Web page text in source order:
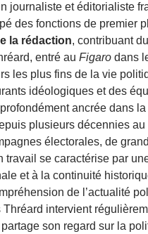
journaliste et éditorialiste
des fonctions de premier
la rédaction, contribuant
entré au Figaro dans
les plus fins de la vie
idéologiques et des
ancrée dans
plusieurs décennies
électorales, de
travail se caractérise par
et à la continuité
de l’actualité
intervient
son regard sur la